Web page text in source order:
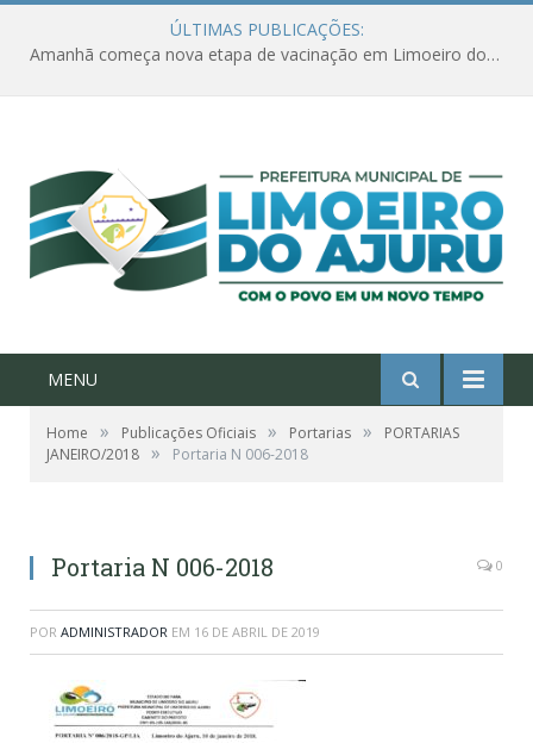
ÚLTIMAS PUBLICAÇÕES:
Amanhã começa nova etapa de vacinação em Limoeiro do Ajuru para idosos com 65 ou mais
MENU
Home » Publicações Oficiais » Portarias »
PORTARIAS
JANEIRO/2018 » Portaria N 006-2018
Portaria N 006-2018 0
POR ADMINISTRADOR EM 16 DE ABRIL DE 2019